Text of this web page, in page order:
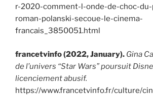
r-2020-comment-l-onde-de-choc-
roman-polanski-secoue-le-cinema-
francais_3850051.html
francetvinfo (2022, January). Gina
de l’univers “Star Wars” poursuit
licenciement abusif.
https://www.francetvinfo.fr/culture/